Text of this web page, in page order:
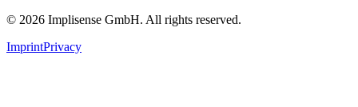
© 2026 Implisense GmbH. All rights reserved.
ImprintPrivacy